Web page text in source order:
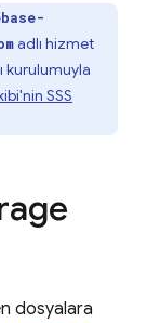
adlı hizmet
kurulumuyla
SSS
dosyalara